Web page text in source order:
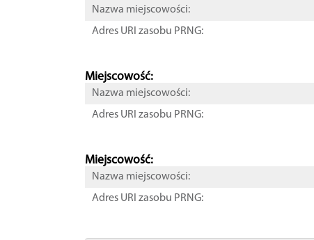
Nazwa miejscowości:
Adres URI zasobu PRNG:
Miejscowość:
Nazwa miejscowości:
Adres URI zasobu PRNG:
Miejscowość:
Nazwa miejscowości:
Adres URI zasobu PRNG: